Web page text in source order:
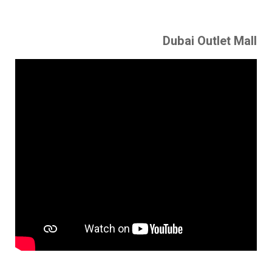
Dubai Outlet Mall